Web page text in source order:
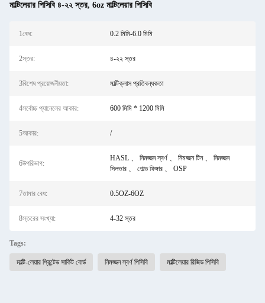
মাল্টিলেয়ার পিসিবি ৪-২২ স্তর, 6oz মাল্টিলেয়ার পিসিবি
1বেধ: 0.2 মিমি-6.0 মিমি
2স্তর: ৪-২২ স্তর
3বিশেষ প্রয়োজনীয়তা: মাল্টিক্লাস প্রতিবন্ধকতা
4সর্বোচ্চ প্যানেলের আকার: 600 মিমি * 1200 মিমি
5আকার: /
6উপরিভাগ:
HASL 、 নিমজ্জন স্বর্ণ 、 নিমজ্জন টিন 、 নিমজ্জন
সিলভার 、 গোল্ড ফিঙ্গার 、 OSP
7তামার বেধ: 0.5OZ-6OZ
8স্তরের সংখ্যা: 4-32 স্তর
Tags:
মাল্টি-লেয়ার প্রিন্টেড সার্কিট বোর্ড নিমজ্জন স্বর্ণ পিসিবি মাল্টিলেয়ার রিজিড পিসিবি